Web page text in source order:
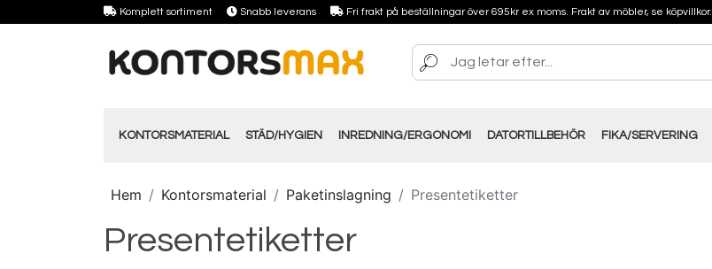
Komplett sortiment Snabb leverans Fri frakt på beställningar över 695kr ex moms. Frakt av möbler, se köpvillkor.
KONTORSMATERIAL STÄD/HYGIEN INREDNING/ERGONOMI DATORTILLBEHÖR FIKA/SERVERING
Hem Kontorsmaterial Paketinslagning Presentetiketter
Presentetiketter